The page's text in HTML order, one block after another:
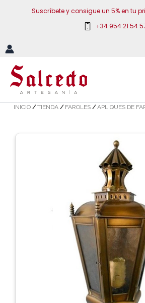
Suscríbete y consigue un 5% en tu
+34 954 21 54
INICIO /TIENDA / FAROLES /APLIQUES DE